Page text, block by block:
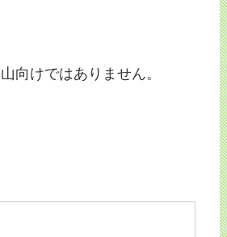
向けではありません。